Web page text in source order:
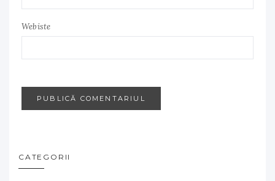
Webiste
CATEGORII